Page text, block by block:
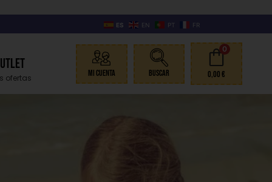
ES EN PT FR
ofertas Mi Cuenta Buscar
0
0,00€